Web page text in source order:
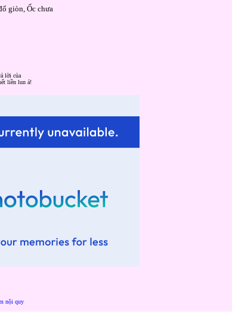
giòn, Ốc chưa
lời của
liền lun á!
nội quy